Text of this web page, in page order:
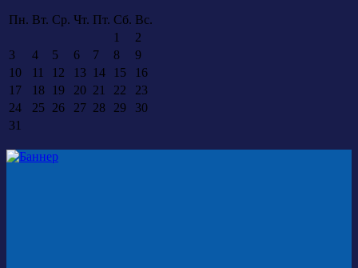
Пн. Вт. Ср. Чт. Пт. Сб. Вс.
1
2
3
4 5 6 7 8
9
10
11 12 13 14 15
16
17
18 19 20 21 22
23
24
25 26 27 28 29
30
31